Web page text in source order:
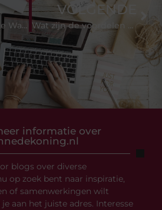
informatie over
blogs over diverse
op zoek bent naar inspiratie,
of samenwerkingen wilt
aan het juiste adres. Interesse
Ontdek de Mooiste Wandelroutes in Den Haag
VOLGENDE
Wat zijn de voordelen van duurzame landbouw?